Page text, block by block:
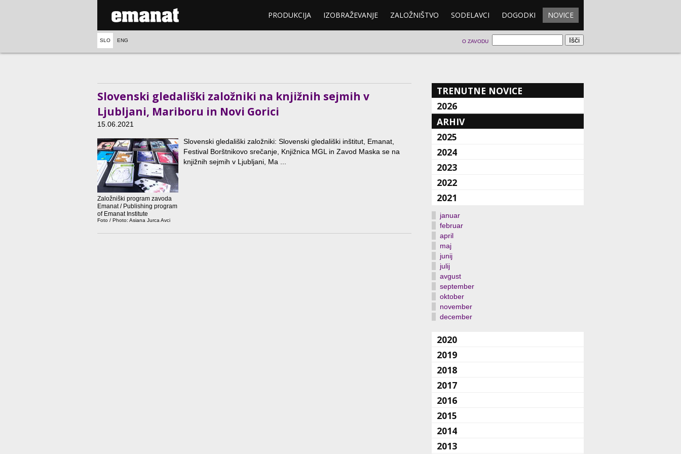
PRODUKCIJA IZOBRAŽEVANJE ZALOŽNIŠTVO SODELAVCI DOGODKI NOVICE
SLO ENG O ZAVODU
Slovenski gledališki založniki na knjižnih sejmih v
Ljubljani, Mariboru in Novi Gorici
15.06.2021
Založniški program zavoda
Emanat / Publishing program
of Emanat Institute
Foto / Photo: Asiana Jurca Avci
Slovenski gledališki založniki: Slovenski gledališki inštitut, Emanat,
Festival Borštnikovo srečanje, Knjižnica MGL in Zavod Maska se na
knjižnih sejmih v Ljubljani, Ma ...
TRENUTNE NOVICE
2026
ARHIV
2025
2024
2023
2022
2021
januar
februar
april
maj
junij
julij
avgust
september
oktober
november
december
2020
2019
2018
2017
2016
2015
2014
2013